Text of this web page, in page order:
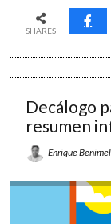
SHARES
Decálogo
resumen
Enrique